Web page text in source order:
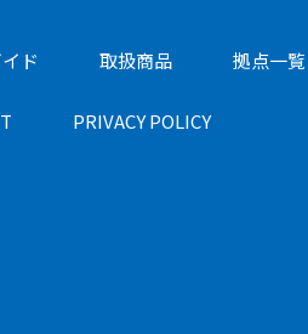
ド 取扱商品 拠点一覧
PRIVACY POLICY